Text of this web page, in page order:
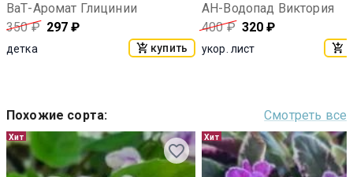
ВаТ-Аромат Глицинии
350₽ 297 ₽
детка купить
АН-Водопад Виктория
400₽ 320 ₽
укор. лист
Похожие сорта: Смотреть все
Хит Хит